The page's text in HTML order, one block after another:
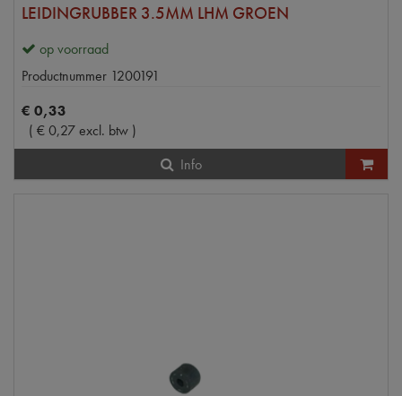
LEIDINGRUBBER 3.5MM LHM GROEN
op voorraad
Productnummer 1200191
€ 0,33
( €0,27excl. btw )
Info